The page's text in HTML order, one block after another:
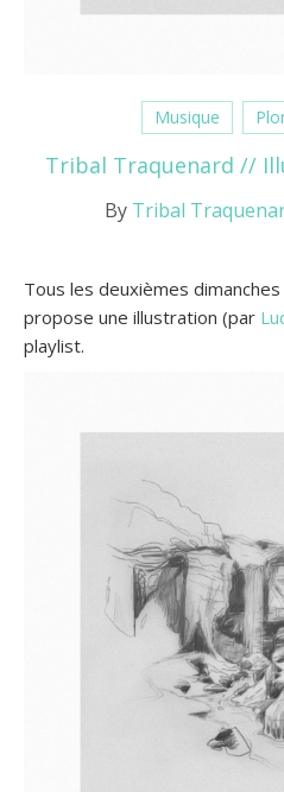
Musique
Tribal Traquenard //
By Tribal
Tous les deuxièmes
propose une illustration (par
playlist.